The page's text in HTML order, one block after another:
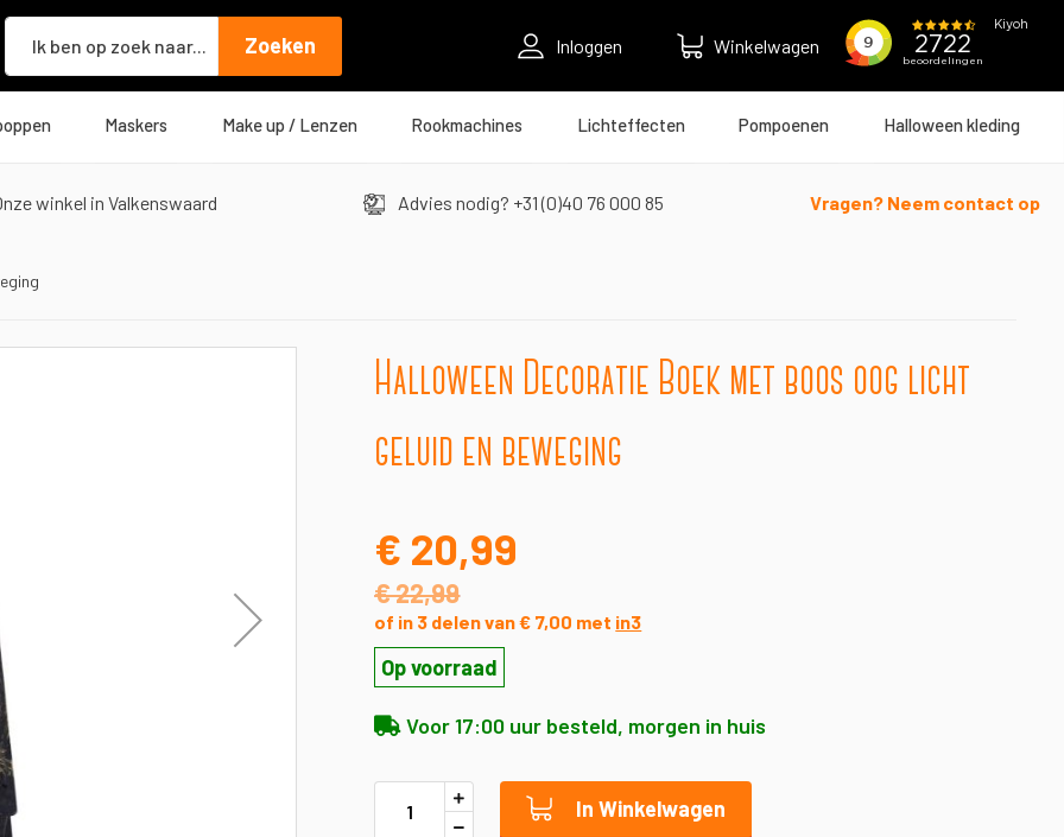
Zoeken Inloggen Winkelwagen
Maskers Make up / Lenzen Rookmachines Lichteffecten Pompoenen Halloween kleding
winkel in Valkenswaard Advies nodig? +31 (0)40 76 000 85 Vragen? Neem contact op
Halloween Decoratie Boek met boos oog licht
geluid en beweging
€ 20,99
€ 22,99
of in 3 delen van € 7,00 met in3
Op voorraad
Voor 17:00 uur besteld, morgen in huis
In Winkelwagen